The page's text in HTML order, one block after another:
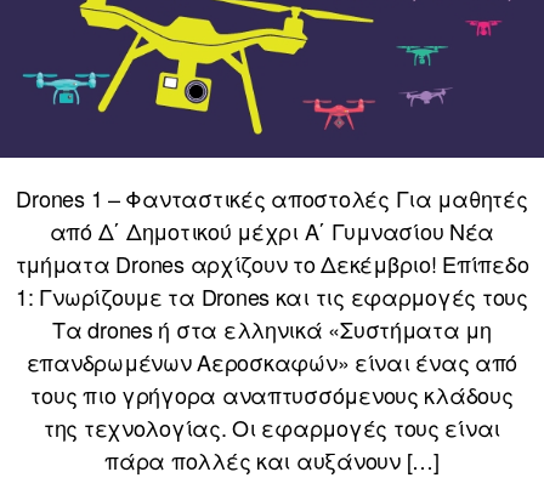
Drones 1 – Φανταστικές αποστολές Για μαθητές
από Δ΄ Δημοτικού μέχρι Α΄ Γυμνασίου Νέα
τμήματα Drones αρχίζουν το Δεκέμβριο! Επίπεδο
1: Γνωρίζουμε τα Drones και τις εφαρμογές τους
Τα drones ή στα ελληνικά «Συστήματα μη
επανδρωμένων Αεροσκαφών» είναι ένας από
τους πιο γρήγορα αναπτυσσόμενους κλάδους
της τεχνολογίας. Οι εφαρμογές τους είναι
πάρα πολλές και αυξάνουν […]